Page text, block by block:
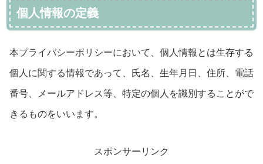
個人情報の定義
本プライバシーポリシーにおいて、個人情報とは生存する
個人に関する情報であって、氏名、生年月日、住所、電話
番号、メールアドレス等、特定の個人を識別することがで
きるものをいいます。
スポンサーリンク